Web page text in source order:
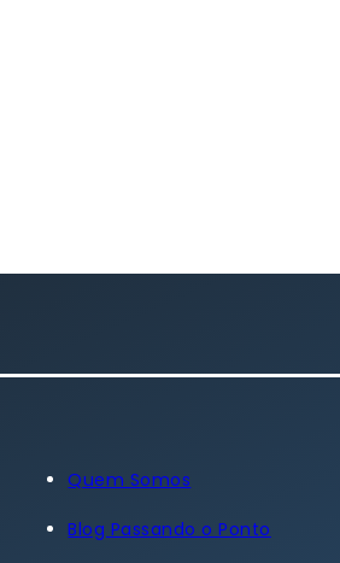
Quem Somos
Blog Passando o Ponto